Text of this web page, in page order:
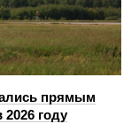
прямым
году